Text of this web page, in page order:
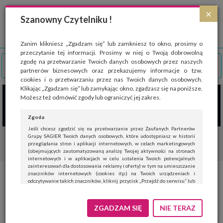
×
Szanowny Czytelniku !
Zanim klikniesz „Zgadzam się” lub zamkniesz to okno, prosimy o
przeczytanie tej informacji. Prosimy w niej o Twoją dobrowolną
zgodę na przetwarzanie Twoich danych osobowych przez naszych
partnerów biznesowych oraz przekazujemy informacje o tzw.
cookies i o przetwarzaniu przez nas Twoich danych osobowych.
Klikając „Zgadzam się” lub zamykając okno, zgadzasz się na poniższe.
Możesz też odmówić zgody lub ograniczyć jej zakres.
Zgoda
Jeśli chcesz zgodzić się na przetwarzanie przez Zaufanych Partnerów
Grupy SAGIER Twoich danych osobowych, które udostępniasz w historii
przeglądania stron i aplikacji internetowych, w celach marketingowych
(obejmujących zautomatyzowaną analizę Twojej aktywności na stronach
internetowych i w aplikacjach w celu ustalenia Twoich potencjalnych
zainteresowań dla dostosowania reklamy i oferty) w tym na umieszczanie
znaczników internetowych (cookies itp.) na Twoich urządzeniach i
odczytywanie takich znaczników, kliknij przycisk „Przejdź do serwisu” lub
Jeśli nie chcesz wyrazić zgody, kliknij „Nie teraz”.
Wyrażenie zgody jest dobrowolne. Możesz edytować zakres zgody, w tym
ZGADZAM SIĘ NIE TERAZ
Strona wykorzystuje pliki cookies, które służą głównie do celów statystycznych.
Wyrażając zgodę na używanie 'cookies', zezwalasz na zapisanie ich w pamięci
przeglądarki. Przejdź do
polityki cookies
Świąteczne prezenty od firmy to
silne narzędzie motywacyjne.
Co kupić pracownikom?